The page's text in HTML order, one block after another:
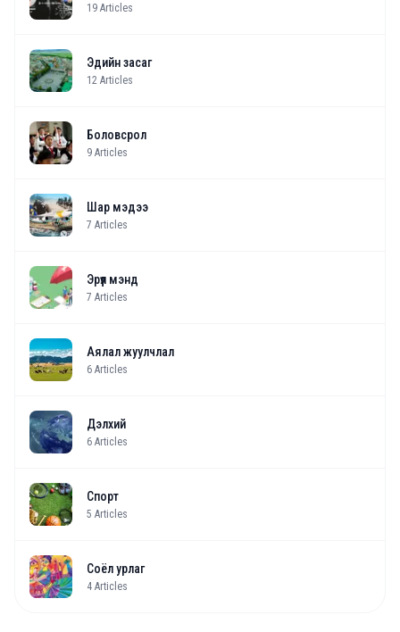
19 Articles
Эдийн засаг
12 Articles
Боловсрол
9 Articles
Шар мэдээ
7 Articles
Эрүүл мэнд
7 Articles
Аялал жуулчлал
6 Articles
Дэлхий
6 Articles
Спорт
5 Articles
Соёл урлаг
4 Articles